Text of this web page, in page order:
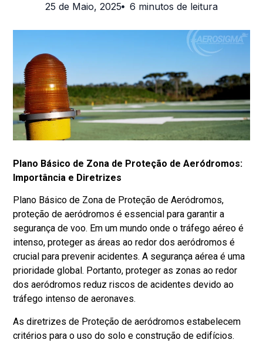
25 de Maio, 2025 6 minutos de leitura
Plano Básico de Zona de Proteção de Aeródromos:
Importância e Diretrizes
Plano Básico de Zona de Proteção de Aeródromos,
proteção de aeródromos é essencial para garantir a
segurança de voo. Em um mundo onde o tráfego aéreo é
intenso, proteger as áreas ao redor dos aeródromos é
crucial para prevenir acidentes. A segurança aérea é uma
prioridade global. Portanto, proteger as zonas ao redor
dos aeródromos reduz riscos de acidentes devido ao
tráfego intenso de aeronaves.
As diretrizes de Proteção de aeródromos estabelecem
critérios para o uso do solo e construção de edifícios.